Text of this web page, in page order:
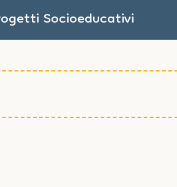
Socioeducativi